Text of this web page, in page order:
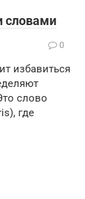
словами
0
избавиться
слово
где